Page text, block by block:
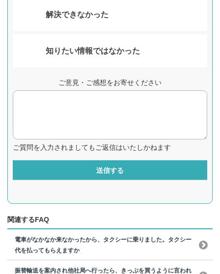
解決できなかった
知りたい情報ではなかった
ご意見・ご感想をお寄せください
ご質問を入力されましてもご返信はいたしかねます
送信する
関連するFAQ
電車がなかなか来なかったから、タクシーに乗りました。タクシー
代を払ってもらえますか
振替輸送を案内され他社局へ行ったら、きっぷを買うように言われ